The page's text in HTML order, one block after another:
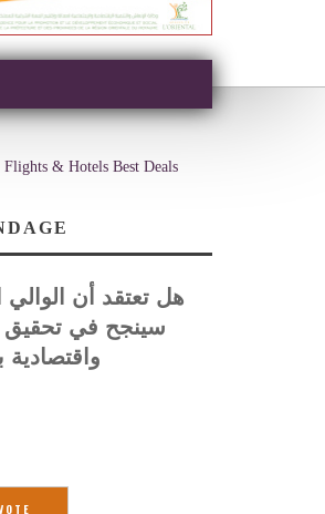
& Hotels Best Deals
هل تعتقد أن
سينجح في تحقيق
واقتصادية